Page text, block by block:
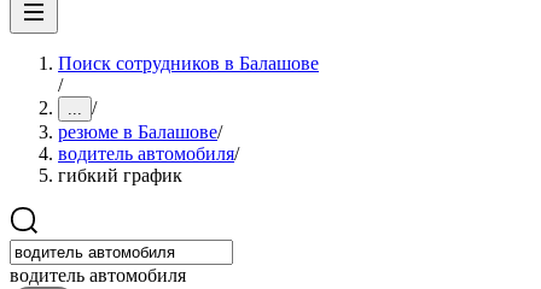
Поиск сотрудников в Балашове
/
... /
резюме в Балашове/
водитель автомобиля/
гибкий график
водитель автомобиля